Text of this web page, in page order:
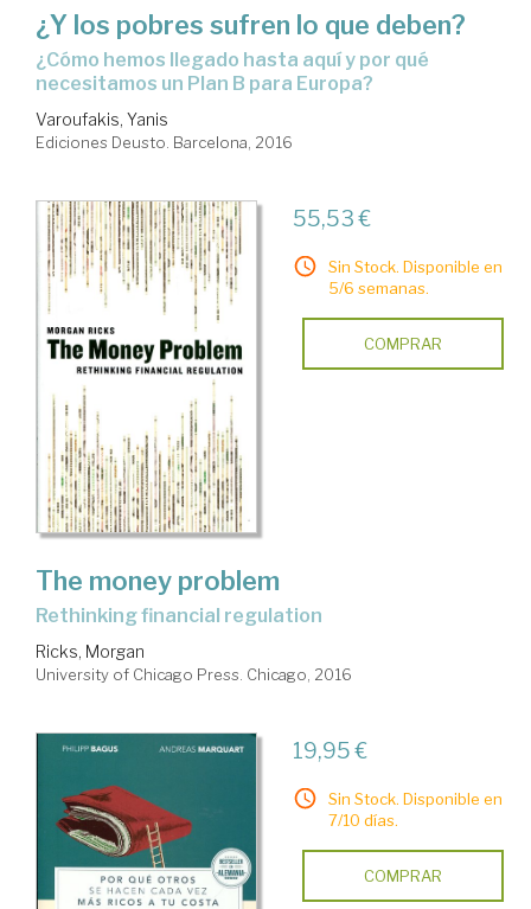
¿Y los pobres sufren lo que deben?
¿cómo hemos llegado hasta aquí y por qué
necesitamos un Plan B para Europa?
Varoufakis, Yanis
Ediciones Deusto. Barcelona, 2016
55,53 €
Sin Stock. Disponible en
5/6 semanas.
COMPRAR
The money problem
rethinking financial regulation
Ricks, Morgan
University of Chicago Press. Chicago, 2016
19,95 €
Sin Stock. Disponible en
7/10 días.
COMPRAR